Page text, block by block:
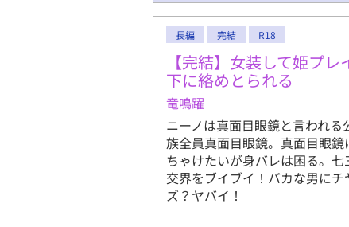
長編 完結 R18
【完結】女装して姫プ
下に絡めとられる
竜鳴躍
ニーノは真面目眼鏡と言われ
族全員真面目眼鏡。真面目眼
ちゃけたいが身バレは困る。
交界をブイブイ！バカな男に
ズ？ヤバイ！